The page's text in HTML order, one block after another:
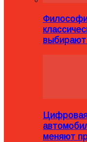
меняют